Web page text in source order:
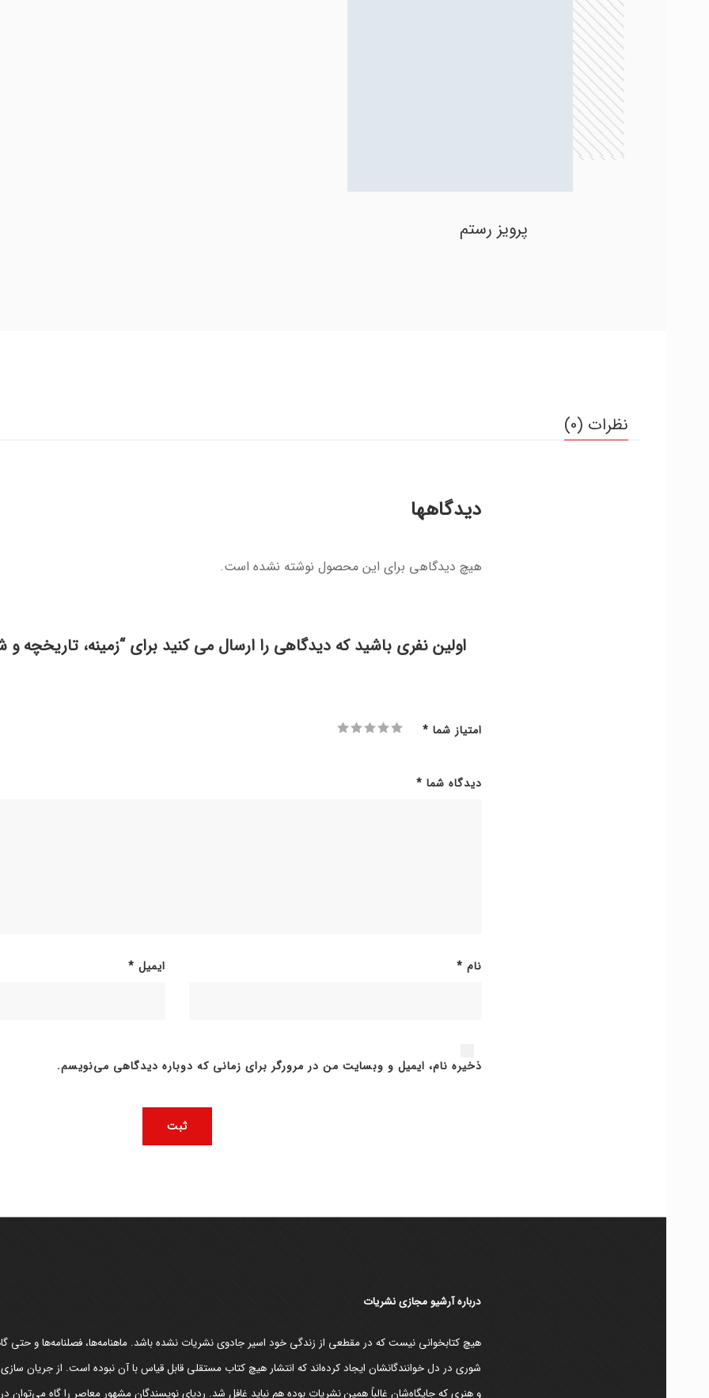
پرویز رستم
نظرات (0)
دیدگاهها
هیچ دیدگاهی برای این محصول نوشته نشده است.
اولین نفری باشید که دیدگاهی را ارسال می کنید برای “زمینه، تاریخچه
امتیاز شما *
دیدگاه شما *
نام * ایمیل *
ذخیره نام، ایمیل و وبسایت من در مرورگر برای زمانی که دوباره دیدگاهی می‌نویسم.
دربارۀ آرشیو مجازی نشریات
هیچ کتابخوانی نیست که در مقطعی از زندگی خود اسیر جادوی نشریات نشده باشد. ماهنامه‌ها، فصلنامه‌ها و حتی
شوری در دل خوانندگانشان ایجاد کرده‌اند که انتشار هیچ کتاب مستقلی قابل قیاس با آن نبوده است. از جریان
و هنری که جایگاه‌شان غالباً همین نشریات بوده هم نباید غافل شد. ردپای نویسندگان مشهور معاصر را گاه می‌توان